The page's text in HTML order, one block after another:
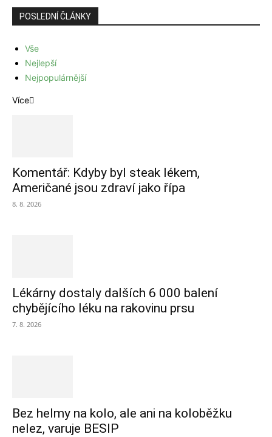
POSLEDNÍ ČLÁNKY
Vše
Nejlepší
Nejpopulárnější
Více
Komentář: Kdyby byl steak lékem,
Američané jsou zdraví jako řípa
8. 8. 2026
Lékárny dostaly dalších 6 000 balení
chybějícího léku na rakovinu prsu
7. 8. 2026
Bez helmy na kolo, ale ani na koloběžku
nelez, varuje BESIP